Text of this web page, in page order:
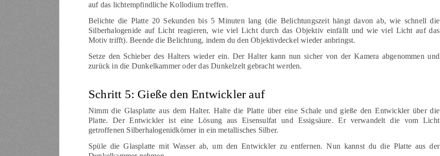
auf das lichtempfindliche Kollodium treffen.
Belichte die Platte 20 Sekunden bis 5 Minuten lang (die Belichtungszeit hängt davon ab, wie schnell die
Silberhalogenide auf Licht reagieren, wie viel Licht durch das Objektiv einfällt und wie viel Licht auf das
Motiv trifft). Beende die Belichtung, indem du den Objektivdeckel wieder anbringst.
Setze den Schieber des Halters wieder ein. Der Halter kann nun sicher von der Kamera abgenommen und
zurück in die Dunkelkammer oder das Dunkelzelt gebracht werden.
Schritt 5: Gieße den Entwickler auf
Nimm die Glasplatte aus dem Halter. Halte die Platte über eine Schale und gieße den Entwickler über die
Platte. Der Entwickler ist eine Lösung aus Eisensulfat und Essigsäure. Er verwandelt die vom Licht
getroffenen Silberhalogenidkörner in ein metallisches Silber.
Spüle die Glasplatte mit Wasser ab, um den Entwickler zu entfernen. Nun kannst du die Platte aus der